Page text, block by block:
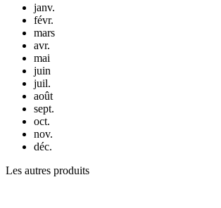
janv.
févr.
mars
avr.
mai
juin
juil.
août
sept.
oct.
nov.
déc.
Les autres produits